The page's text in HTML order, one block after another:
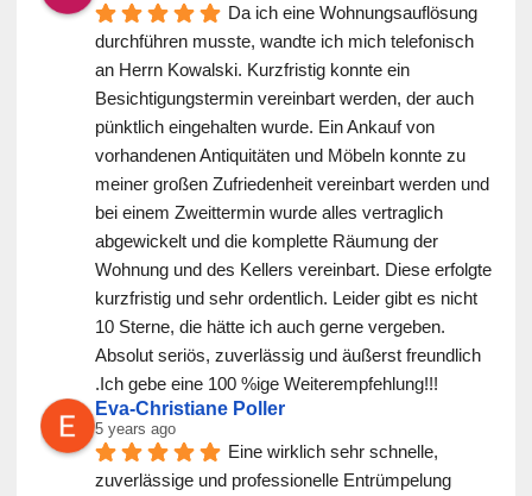
Da ich eine Wohnungsauflösung
durchführen musste, wandte ich mich telefonisch
an Herrn Kowalski. Kurzfristig konnte ein
Besichtigungstermin vereinbart werden, der auch
pünktlich eingehalten wurde. Ein Ankauf von
vorhandenen Antiquitäten und Möbeln konnte zu
meiner großen Zufriedenheit vereinbart werden und
bei einem Zweittermin wurde alles vertraglich
abgewickelt und die komplette Räumung der
Wohnung und des Kellers vereinbart. Diese erfolgte
kurzfristig und sehr ordentlich. Leider gibt es nicht
10 Sterne, die hätte ich auch gerne vergeben.
Absolut seriös, zuverlässig und äußerst freundlich
.Ich gebe eine 100 %ige Weiterempfehlung!!!
Eva-Christiane Poller
5 years ago
Eine wirklich sehr schnelle,
zuverlässige und professionelle Entrümpelung